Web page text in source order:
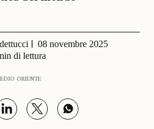
08 novembre 2025
di lettura
ORIENTE